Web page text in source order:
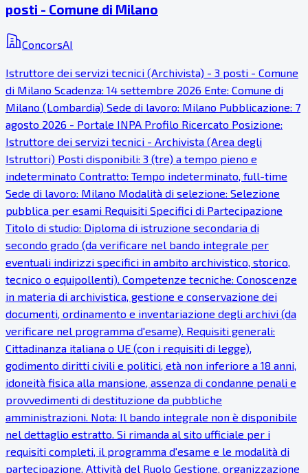
posti - Comune di Milano
ConcorsAI
Istruttore dei servizi tecnici (Archivista) - 3 posti - Comune
di Milano Scadenza: 14 settembre 2026 Ente: Comune di
Milano (Lombardia) Sede di lavoro: Milano Pubblicazione: 7
agosto 2026 - Portale INPA Profilo Ricercato Posizione:
Istruttore dei servizi tecnici - Archivista (Area degli
Istruttori) Posti disponibili: 3 (tre) a tempo pieno e
indeterminato Contratto: Tempo indeterminato, full-time
Sede di lavoro: Milano Modalità di selezione: Selezione
pubblica per esami Requisiti Specifici di Partecipazione
Titolo di studio: Diploma di istruzione secondaria di
secondo grado (da verificare nel bando integrale per
eventuali indirizzi specifici in ambito archivistico, storico,
tecnico o equipollenti). Competenze tecniche: Conoscenze
in materia di archivistica, gestione e conservazione dei
documenti, ordinamento e inventariazione degli archivi (da
verificare nel programma d'esame). Requisiti generali:
Cittadinanza italiana o UE (con i requisiti di legge),
godimento diritti civili e politici, età non inferiore a 18 anni,
idoneità fisica alla mansione, assenza di condanne penali e
provvedimenti di destituzione da pubbliche
amministrazioni. Nota: Il bando integrale non è disponibile
nel dettaglio estratto. Si rimanda al sito ufficiale per i
requisiti completi, il programma d'esame e le modalità di
partecipazione. Attività del Ruolo Gestione, organizzazione